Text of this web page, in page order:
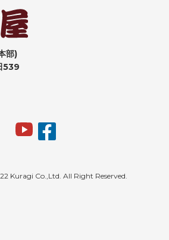
部)
539
Kuragi Co.,Ltd. All Right Reserved.